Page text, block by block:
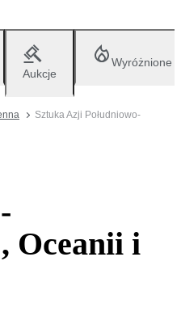
Aukcje
Wyróżnione
Sztuka Azji Południowo-
Oceanii i